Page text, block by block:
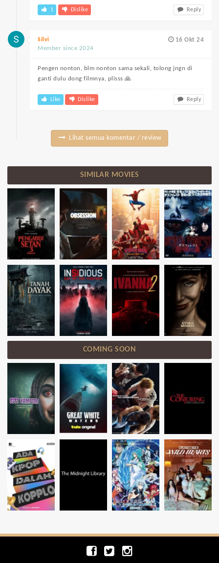
1 Dislike Reply
16 Okt 24
Silvi
Member since 2024
Pengen nonton, blm nonton sama sekali, tolong jngn di
ganti dulu dong filmnya, plisss 🙏
Like Dislike Reply
Lihat semua komentar / review
SIMILAR MOVIES
COMING SOON